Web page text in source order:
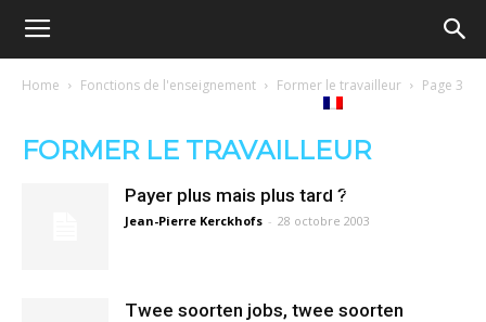
Ecole
Democratische
Français
Home Fonctions de l'enseignement Former le travailleur Page 3
FORMER LE TRAVAILLEUR
Payer plus mais plus tard ?
Jean-Pierre Kerckhofs - 28 octobre 2003
Twee soorten jobs, twee soorten